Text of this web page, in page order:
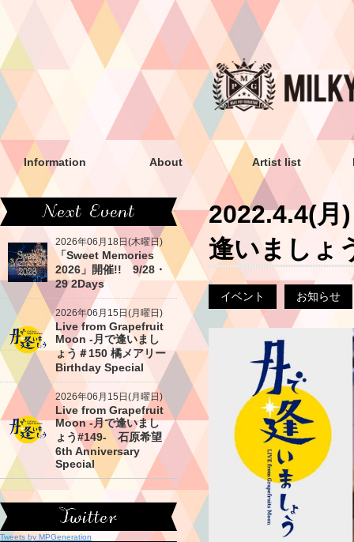
Information About Artist list
2022.4.4(
逢いましょ
イベント お知らせ
2026年06月18日(木曜日)
「Sweet Memories
2026」開催!! 9/28・
29 2Days
2026年06月15日(月曜日)
Live from Grapefruit
Moon -月で逢いまし
ょう＃150 橘メアリー
Birthday Special
2026年06月15日(月曜日)
Live from Grapefruit
Moon -月で逢いまし
ょう#149- 石原希望
6th Anniversary
Special
Tweets by MPGeneration